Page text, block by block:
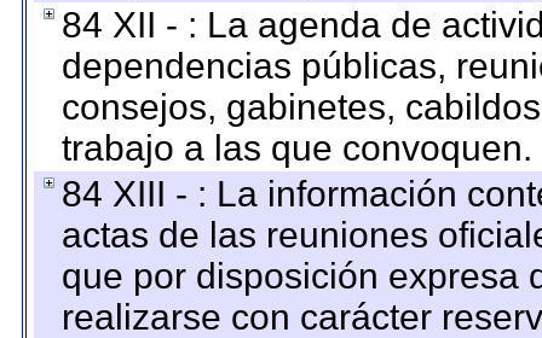
84 XII - : La agenda de
dependencias públicas,
consejos, gabinetes,
trabajo a las que convoquen.
84 XIII - : La información
actas de las reuniones
que por disposición expresa
realizarse con carácter